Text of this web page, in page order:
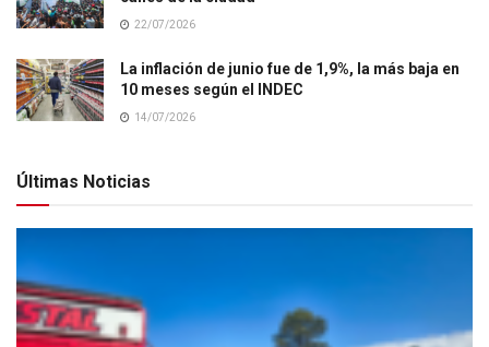
22/07/2026
La inflación de junio fue de 1,9%, la más baja en
10 meses según el INDEC
14/07/2026
Últimas Noticias